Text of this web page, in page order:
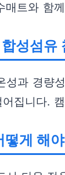
매트와 함
성섬유
성과 경량
집니다.
떻게 해